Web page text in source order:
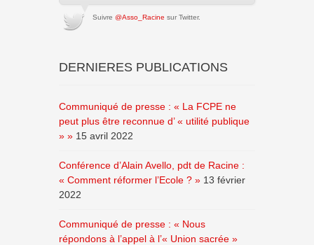
Suivre @Asso_Racine sur Twitter.
DERNIERES PUBLICATIONS
Communiqué de presse : « La FCPE ne
peut plus être reconnue d’ « utilité publique
» » 15 avril 2022
Conférence d’Alain Avello, pdt de Racine :
« Comment réformer l’Ecole ? » 13 février
2022
Communiqué de presse : « Nous
répondons à l’appel à l’« Union sacrée »